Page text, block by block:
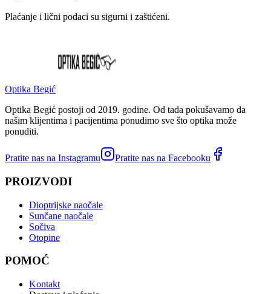
Plaćanje i lični podaci su sigurni i zaštićeni.
Optika Begić
Optika Begić postoji od 2019. godine. Od tada pokušavamo da
našim klijentima i pacijentima ponudimo sve što optika može
ponuditi.
Pratite nas na Instagramu Pratite nas na Facebooku
PROIZVODI
Dioptrijske naočale
Sunčane naočale
Sočiva
Otopine
POMOĆ
Kontakt